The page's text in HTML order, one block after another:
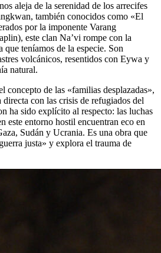
aleja de la serenidad de los arrecifes
también conocidos como «El
por la imponente Varang
este clan Na’vi rompe con la
teníamos de la especie. Son
volcánicos, resentidos con Eywa y
natural.
concepto de las «familias desplazadas»,
con las crisis de refugiados del
ha sido explícito al respecto: las luchas
este entorno hostil encuentran eco en
Sudán y Ucrania. Es una obra que
justa» y explora el trauma de